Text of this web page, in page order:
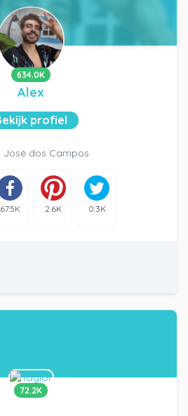
634.0K
Alex
profiel
José dos Campos
67.5K 2.6K 0.3K
72.2K